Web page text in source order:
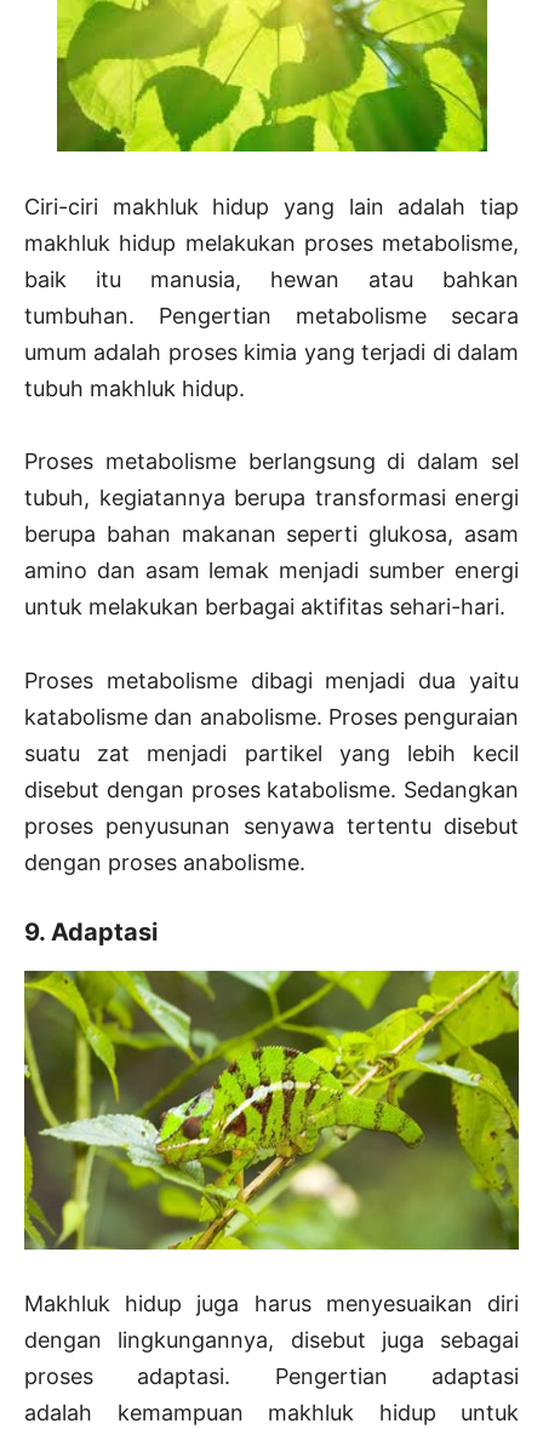
Ciri-ciri makhluk hidup yang lain adalah tiap
makhluk hidup melakukan proses metabolisme,
baik itu manusia, hewan atau bahkan
tumbuhan. Pengertian metabolisme secara
umum adalah proses kimia yang terjadi di dalam
tubuh makhluk hidup.
Proses metabolisme berlangsung di dalam sel
tubuh, kegiatannya berupa transformasi energi
berupa bahan makanan seperti glukosa, asam
amino dan asam lemak menjadi sumber energi
untuk melakukan berbagai aktifitas sehari-hari.
Proses metabolisme dibagi menjadi dua yaitu
katabolisme dan anabolisme. Proses penguraian
suatu zat menjadi partikel yang lebih kecil
disebut dengan proses katabolisme. Sedangkan
proses penyusunan senyawa tertentu disebut
dengan proses anabolisme.
9. Adaptasi
Makhluk hidup juga harus menyesuaikan diri
dengan lingkungannya, disebut juga sebagai
proses adaptasi. Pengertian adaptasi
adalah kemampuan makhluk hidup untuk